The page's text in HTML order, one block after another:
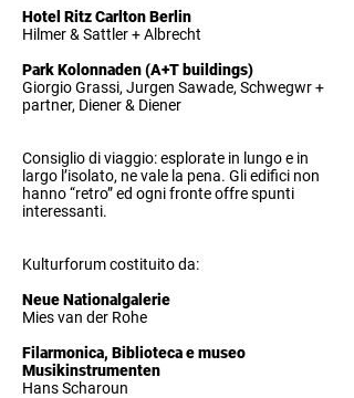
Hotel Ritz Carlton Berlin
Hilmer & Sattler + Albrecht
Park Kolonnaden (A+T buildings)
Giorgio Grassi, Jurgen Sawade, Schwegwr +
partner, Diener & Diener
Consiglio di viaggio: esplorate in lungo e in
largo l’isolato, ne vale la pena. Gli edifici non
hanno “retro” ed ogni fronte offre spunti
interessanti.
Kulturforum costituito da:
Neue Nationalgalerie
Mies van der Rohe
Filarmonica, Biblioteca e museo
Musikinstrumenten
Hans Scharoun